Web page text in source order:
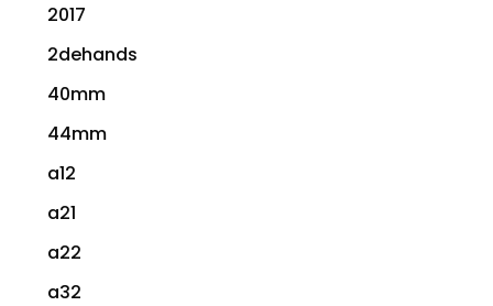
2017
2dehands
40mm
44mm
a12
a21
a22
a32